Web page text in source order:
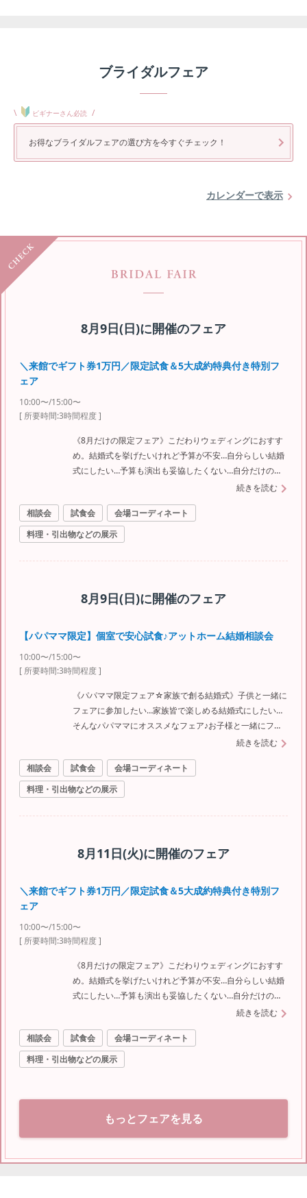
ブライダルフェア
\ ビギナーさん必読 /
お得なブライダルフェアの選び方を今すぐチェック！
カレンダーで表示
8月9日(日)に開催のフェア
＼来館でギフト券1万円／限定試食＆5大成約特典付き特別フ
ェア
10:00〜/15:00〜
[ 所要時間:3時間程度]
《8月だけの限定フェア》こだわりウェディングにおすす
め。結婚式を挙げたいけれど予算が不安…自分らしい結婚
式にしたい…予算も演出も妥協したくない…自分だけのこ
続きを読む
相談会 試食会
会場コーディネート
料理・引出物などの展示
8月9日(日)に開催のフェア
【パパママ限定】個室で安心試食♪アットホーム結婚相談会
10:00〜/15:00〜
[ 所要時間:3時間程度]
《パパママ限定フェア☆家族で創る結婚式》子供と一緒に
フェアに参加したい…家族皆で楽しめる結婚式にしたい…
そんなパパママにオススメなフェア♪お子様と一緒にフェ
続きを読む
相談会 試食会
会場コーディネート
料理・引出物などの展示
8月11日(火)に開催のフェア
＼来館でギフト券1万円／限定試食＆5大成約特典付き特別フ
ェア
10:00〜/15:00〜
[ 所要時間:3時間程度]
《8月だけの限定フェア》こだわりウェディングにおすす
め。結婚式を挙げたいけれど予算が不安…自分らしい結婚
式にしたい…予算も演出も妥協したくない…自分だけのこ
続きを読む
相談会 試食会
会場コーディネート
料理・引出物などの展示
もっとフェアを見る